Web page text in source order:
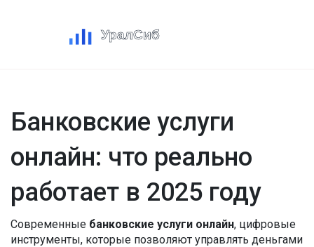
Банковские услуги
онлайн: что реально
работает в 2025 году
Современные банковские услуги онлайн, цифровые
инструменты, которые позволяют управлять деньгами